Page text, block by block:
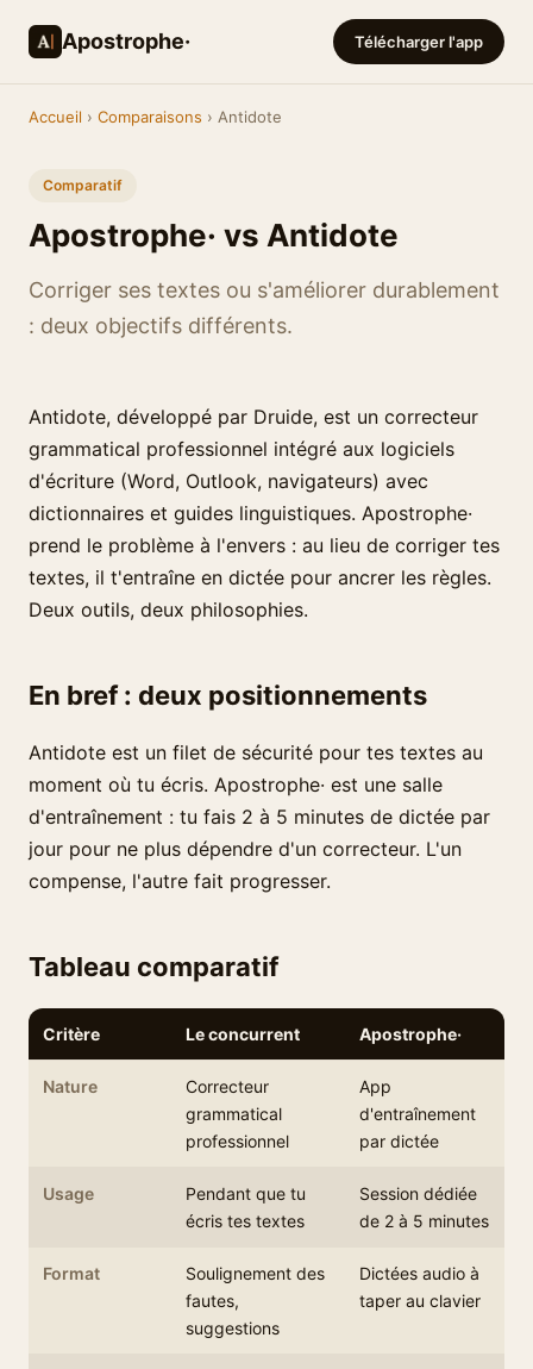
Apostrophe· Télécharger l'app
Accueil › Comparaisons › Antidote
Comparatif
Apostrophe· vs Antidote
Corriger ses textes ou s'améliorer durablement
: deux objectifs différents.
Antidote, développé par Druide, est un correcteur
grammatical professionnel intégré aux logiciels
d'écriture (Word, Outlook, navigateurs) avec
dictionnaires et guides linguistiques. Apostrophe·
prend le problème à l'envers : au lieu de corriger tes
textes, il t'entraîne en dictée pour ancrer les règles.
Deux outils, deux philosophies.
En bref : deux positionnements
Antidote est un filet de sécurité pour tes textes au
moment où tu écris. Apostrophe· est une salle
d'entraînement : tu fais 2 à 5 minutes de dictée par
jour pour ne plus dépendre d'un correcteur. L'un
compense, l'autre fait progresser.
Tableau comparatif
Critère Le concurrent Apostrophe·
Nature
Correcteur
grammatical
professionnel
App
d'entraînement
par dictée
Usage
Pendant que tu
écris tes textes
Session dédiée
de 2 à 5 minutes
Format
Soulignement des
fautes,
suggestions
Dictées audio à
taper au clavier